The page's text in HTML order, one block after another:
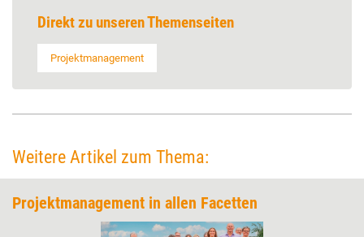
Direkt zu unseren Themenseiten
Projektmanagement
Weitere Artikel zum Thema:
Projektmanagement in allen Facetten